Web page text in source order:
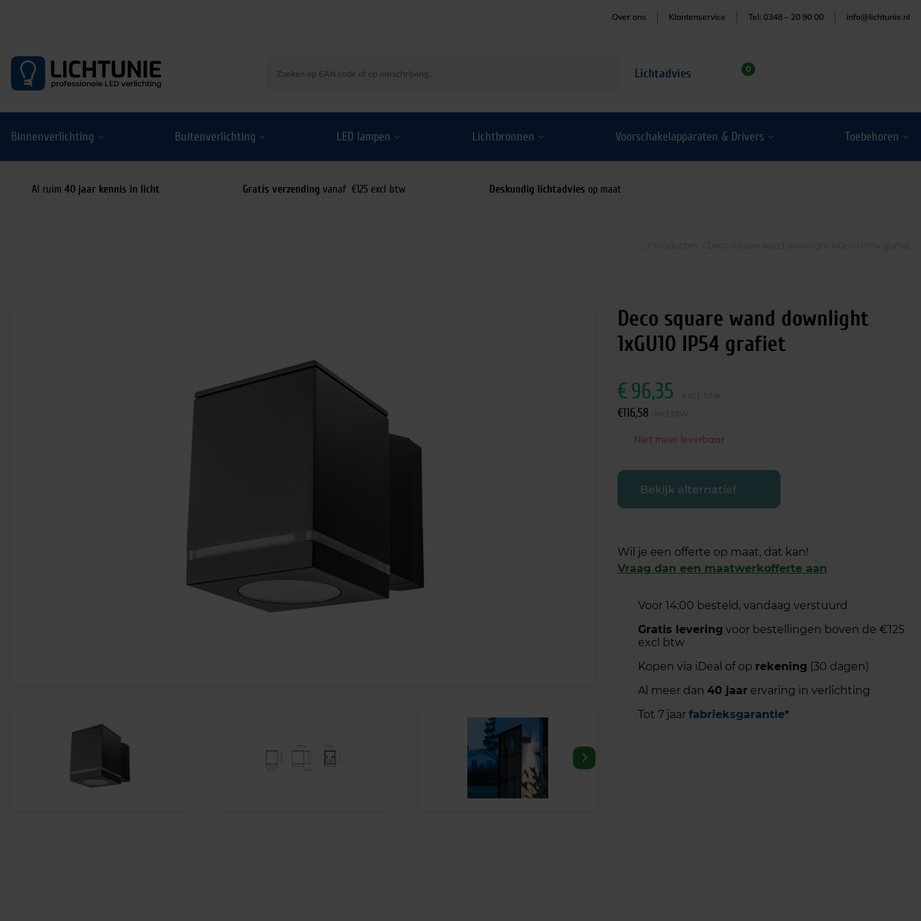
Over ons Klantenservice Tel: 0348 – 20 90 00 info@lichtunie.nl
Lichtadvies 0
Binnenverlichting Buitenverlichting LED lampen Lichtbronnen Voorschakelapparaten & Drivers Toebehoren
Al ruim 40 jaar kennis in licht Gratis verzending vanaf €125 excl btw Deskundig lichtadvies op maat
Deco square wand downlight
1xGU10 IP54 grafiet
€96,35
€116,58
Niet meer leverbaar
Bekijk alternatief
Wil je een offerte op maat, dat kan!
Vraag dan een maatwerkofferte aan
Voor 14:00 besteld, vandaag verstuurd
Gratis levering voor bestellingen boven de €125
excl btw
Kopen via iDeal of op rekening (30 dagen)
Al meer dan 40 jaarervaring in verlichting
Tot 7 jaar fabrieksgarantie*